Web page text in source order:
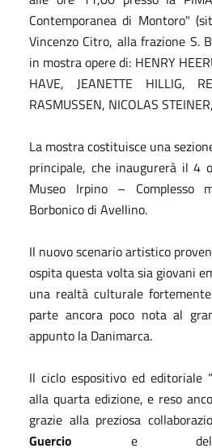
Contemporanea di Montoro"
Vincenzo Citro, alla frazione S.
in mostra opere di: HENRY
HAVE, JEANETTE HILLIG,
RASMUSSEN, NICOLAS
La mostra costituisce una
principale, che inaugurerà il 4
Museo Irpino – Complesso
Borbonico di Avellino.
Il nuovo scenario artistico
ospita questa volta sia giovani
una realtà culturale
parte ancora poco nota al
appunto la Danimarca.
Il ciclo espositivo ed editoriale
alla quarta edizione, e reso
grazie alla preziosa
Guercio e